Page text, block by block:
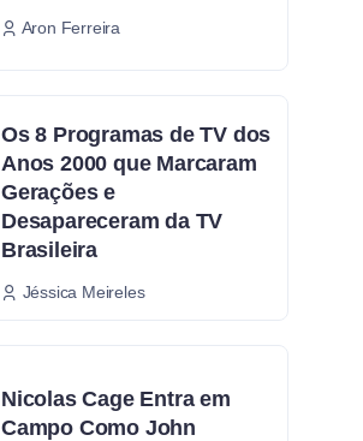
Aron Ferreira
Os 8 Programas de TV dos
Anos 2000 que Marcaram
Gerações e
Desapareceram da TV
Brasileira
Jéssica Meireles
Nicolas Cage Entra em
Campo Como John